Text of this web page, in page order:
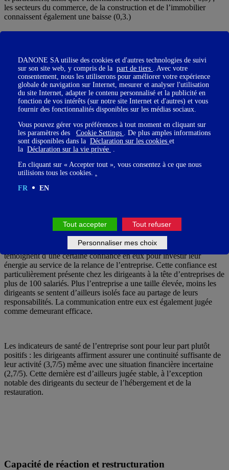
les secteurs du commerce, de la construction et de l’immobilier
connaissent également une baisse (0,3.)
particulier mais la crise tend à exacerber l’impact du genre :
phénomène présent dans l’ensemble des catégories socio
professionnelles puisque cette baisse de moral est de 3,3 pour les
femmes contre 3,7 pour les hommes. Les femmes ont été davantage
touchées par le confinement que les hommes, que ça soit pour leur
équilibre de vie, comme pour la progression de leur carrière, comme
l’alertait au printemps 2021 le Conseil économique, social et
environnemental.
Point positif : la relation avec les équipes atténue la baisse de moral
des dirigeants, puisqu’ils déclarent se sentir proches de leurs
collaborateurs (4/5), quelle que soit la taille de l’organisation. Ils
témoignent d’une certaine confiance en eux pour investir leur
énergie au service de la relance de l’entreprise. Cette confiance est
particulièrement présente chez les dirigeants à la tête d’entreprises de
plus de 100 salariés. Plus l’entreprise a une taille élevée, moins les
dirigeants se sentent d’ailleurs isolés face au partage de leurs
responsabilités. La communication entre eux est également jugée
comme demeurant efficace.
Les indicateurs de santé de l’entreprise sont pour leur part plutôt
positifs : les dirigeants affirment assurer une continuité suffisante de
leur activité (3,7/5) même avec une situation financière incertaine
(2,7/5). Cette dernière est d’ailleurs jugée stable, à l’exception
notable des dirigeants du secteur de l’hébergement et de la
restauration.
Capacité de réaction et restructuration
DANONE SA utilise des cookies et d'autres technologies de suivi
sur son site web, y compris de la part de tiers
. Avec votre
consentement, nous les utiliserons pour améliorer votre expérience
globale de navigation sur Internet, mesurer et analyser l'utilisation
du site Internet, adapter le contenu personnalisé et la publicité en
fonction de vos intérêts (sur notre site Internet et d'autres) et vous
fournir des fonctionnalités disponibles sur les médias sociaux.
Vous pouvez gérer vos préférences à tout moment en cliquant sur
les paramètres des Cookie Settings
. De plus amples informations
sont disponibles dans la Déclaration sur les cookies et
la Déclaration sur la vie privée
En cliquant sur « Accepter tout », vous consentez à ce que nous
utilisions tous les cookies.
FR
EN
Tout accepter Tout refuser
Personnaliser mes choix